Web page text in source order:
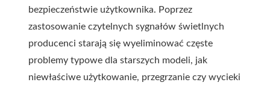
bezpieczeństwie użytkownika. Poprzez
zastosowanie czytelnych sygnałów świetlnych
producenci starają się wyeliminować częste
problemy typowe dla starszych modeli, jak
niewłaściwe użytkowanie, przegrzanie czy wycieki